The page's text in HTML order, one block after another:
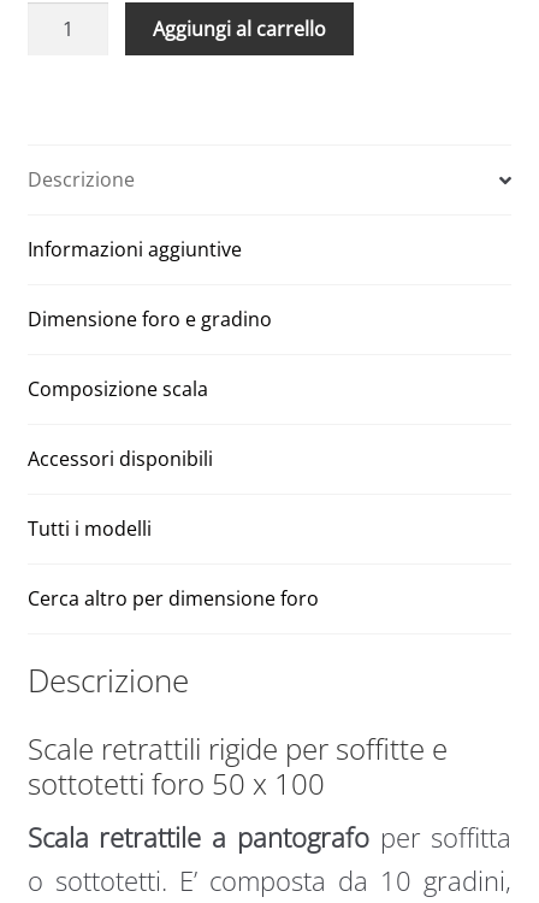
Scale
retrattili
e
sottotetti
50
100
Aggiungi al carrello
Descrizione
Informazioni aggiuntive
Dimensione foro e gradino
Composizione scala
Accessori disponibili
Tutti i modelli
Cerca altro per dimensione foro
Descrizione
Scale retrattili rigide per soffitte e
sottotetti foro 50 x 100
Scala retrattile a pantografoper soffitta
o sottotetti. E’ composta da 10 gradini,